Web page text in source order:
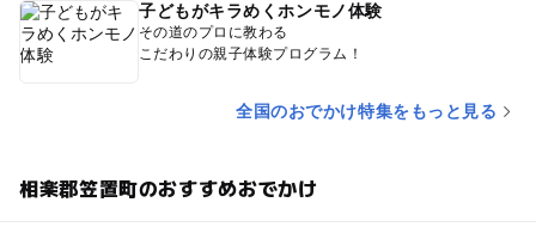
子どもがキラめくホンモノ体験
その道のプロに教わる
こだわりの親子体験プログラム！
全国のおでかけ特集をもっと見る
相楽郡笠置町のおすすめおでかけ